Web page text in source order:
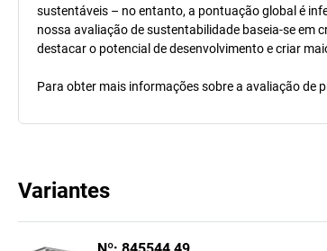
sustentáveis – no entanto, a pontuação global é
nossa avaliação de sustentabilidade baseia-se em
destacar o potencial de desenvolvimento e criar
Para obter mais informações sobre a avaliação de
Variantes